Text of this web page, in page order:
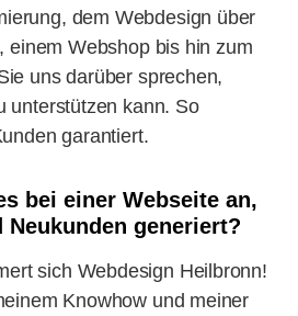
dem Webdesign über
einem Webshop bis hin zum
uns darüber sprechen,
unterstützen kann. So
garantiert.
bei einer Webseite an,
generiert?
sich Webdesign Heilbronn!
Knowhow und meiner